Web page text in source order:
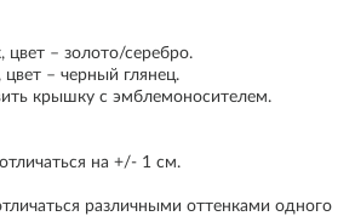
цвет – золото/серебро.
– черный глянец.
крышку с эмблемоносителем.
на +/- 1 см.
различными оттенками одного